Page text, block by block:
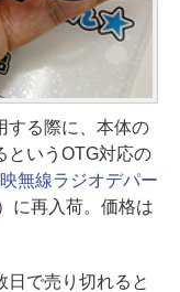
る際に、本体の
というOTG対応の
無線ラジオデパー
に再入荷。価格は
で売り切れると